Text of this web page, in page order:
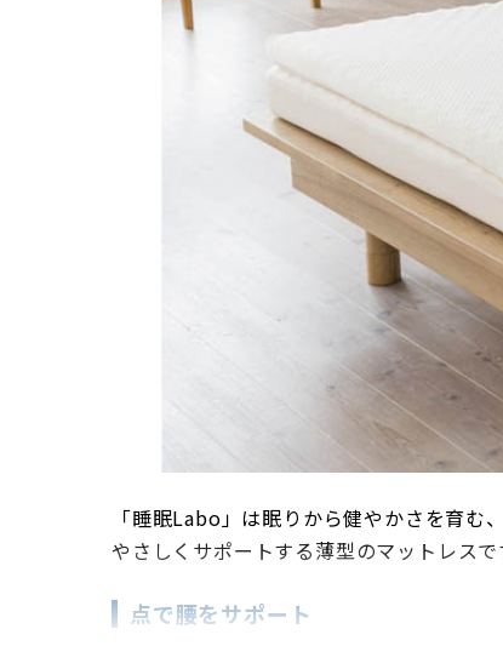
「睡眠Labo」は眠りから健やかさを育
やさしくサポートする薄型のマットレスで
点で腰をサポート